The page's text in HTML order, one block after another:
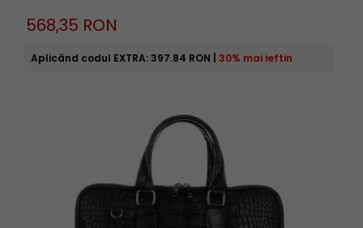
568,35 RON
Aplicând codul EXTRA:397.84 RON 30% mai ieftin